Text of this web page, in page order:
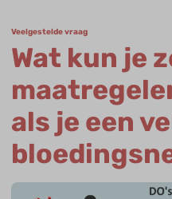
Veelgestelde vraag
Wat kun je
als je een